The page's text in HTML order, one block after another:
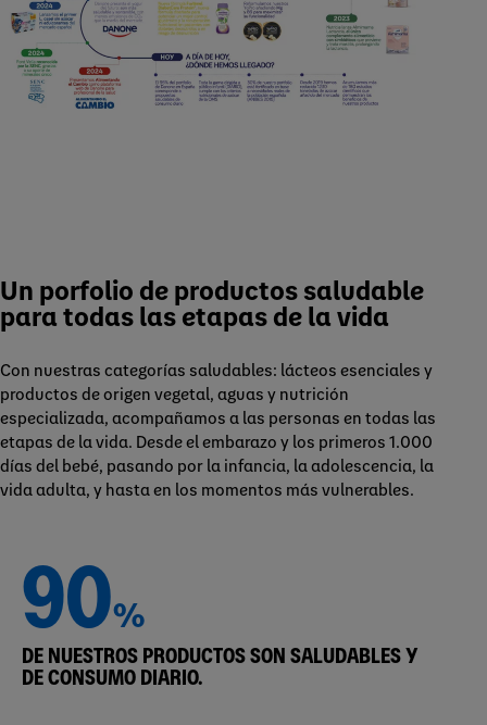
Un porfolio de productos saludable
para todas las etapas de la vida
Con nuestras categorías saludables: lácteos esenciales y
productos de origen vegetal, aguas y nutrición
especializada, acompañamos a las personas en todas las
etapas de la vida. Desde el embarazo y los primeros 1.000
días del bebé, pasando por la infancia, la adolescencia, la
vida adulta, y hasta en los momentos más vulnerables.
90%
DE NUESTROS PRODUCTOS SON SALUDABLES Y
DE CONSUMO DIARIO.